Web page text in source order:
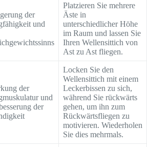
der
und
Platzieren Sie mehrere
Äste in
unterschiedlicher Höhe
im Raum und lassen Sie
Ihren Wellensittich von
Ast zu Ast fliegen.
der
und
der
Locken Sie den
Wellensittich mit einem
Leckerbissen zu sich,
während Sie rückwärts
gehen, um ihn zum
Rückwärtsfliegen zu
motivieren. Wiederholen
Sie dies mehrmals.